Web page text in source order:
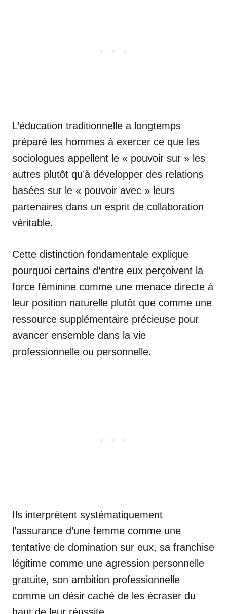
L’éducation traditionnelle a longtemps
préparé les hommes à exercer ce que les
sociologues appellent le « pouvoir sur » les
autres plutôt qu’à développer des relations
basées sur le « pouvoir avec » leurs
partenaires dans un esprit de collaboration
véritable.
Cette distinction fondamentale explique
pourquoi certains d’entre eux perçoivent la
force féminine comme une menace directe à
leur position naturelle plutôt que comme une
ressource supplémentaire précieuse pour
avancer ensemble dans la vie
professionnelle ou personnelle.
Ils interprètent systématiquement
l’assurance d’une femme comme une
tentative de domination sur eux, sa franchise
légitime comme une agression personnelle
gratuite, son ambition professionnelle
comme un désir caché de les écraser du